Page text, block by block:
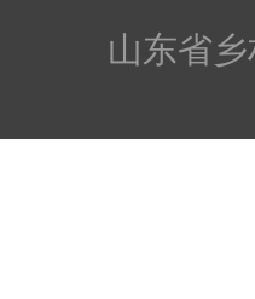
山东省